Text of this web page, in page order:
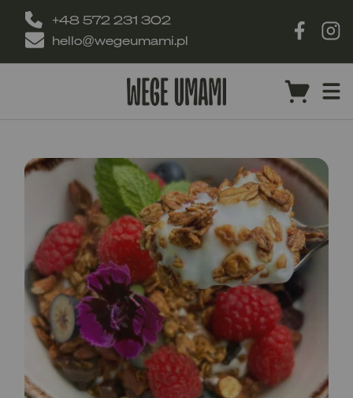
+48 572 231 302
hello@wegeumami.pl